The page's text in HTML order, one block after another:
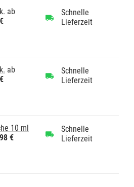
ab
Schnelle
Lieferzeit
ab
Schnelle
Lieferzeit
10 ml
€
Schnelle
Lieferzeit